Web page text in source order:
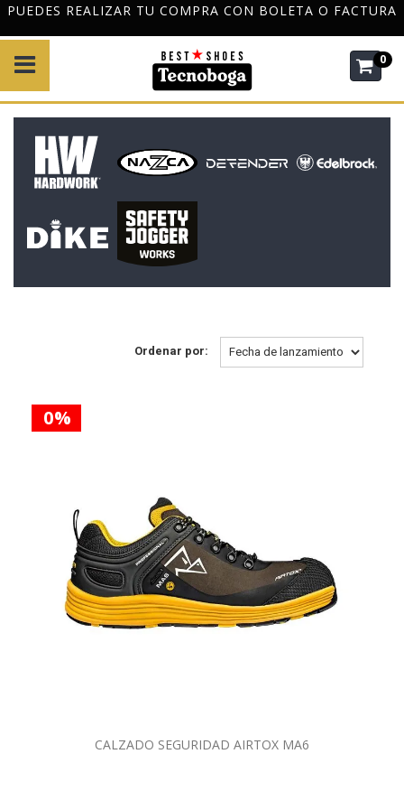
PUEDES REALIZAR TU COMPRA CON BOLETA O FACTURA
0
Ordenar por:
0 %
CALZADO SEGURIDAD AIRTOX MA6